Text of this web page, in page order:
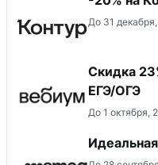
До 31
Скидка
ЕГЭ/ОГЭ
До 1 октября,